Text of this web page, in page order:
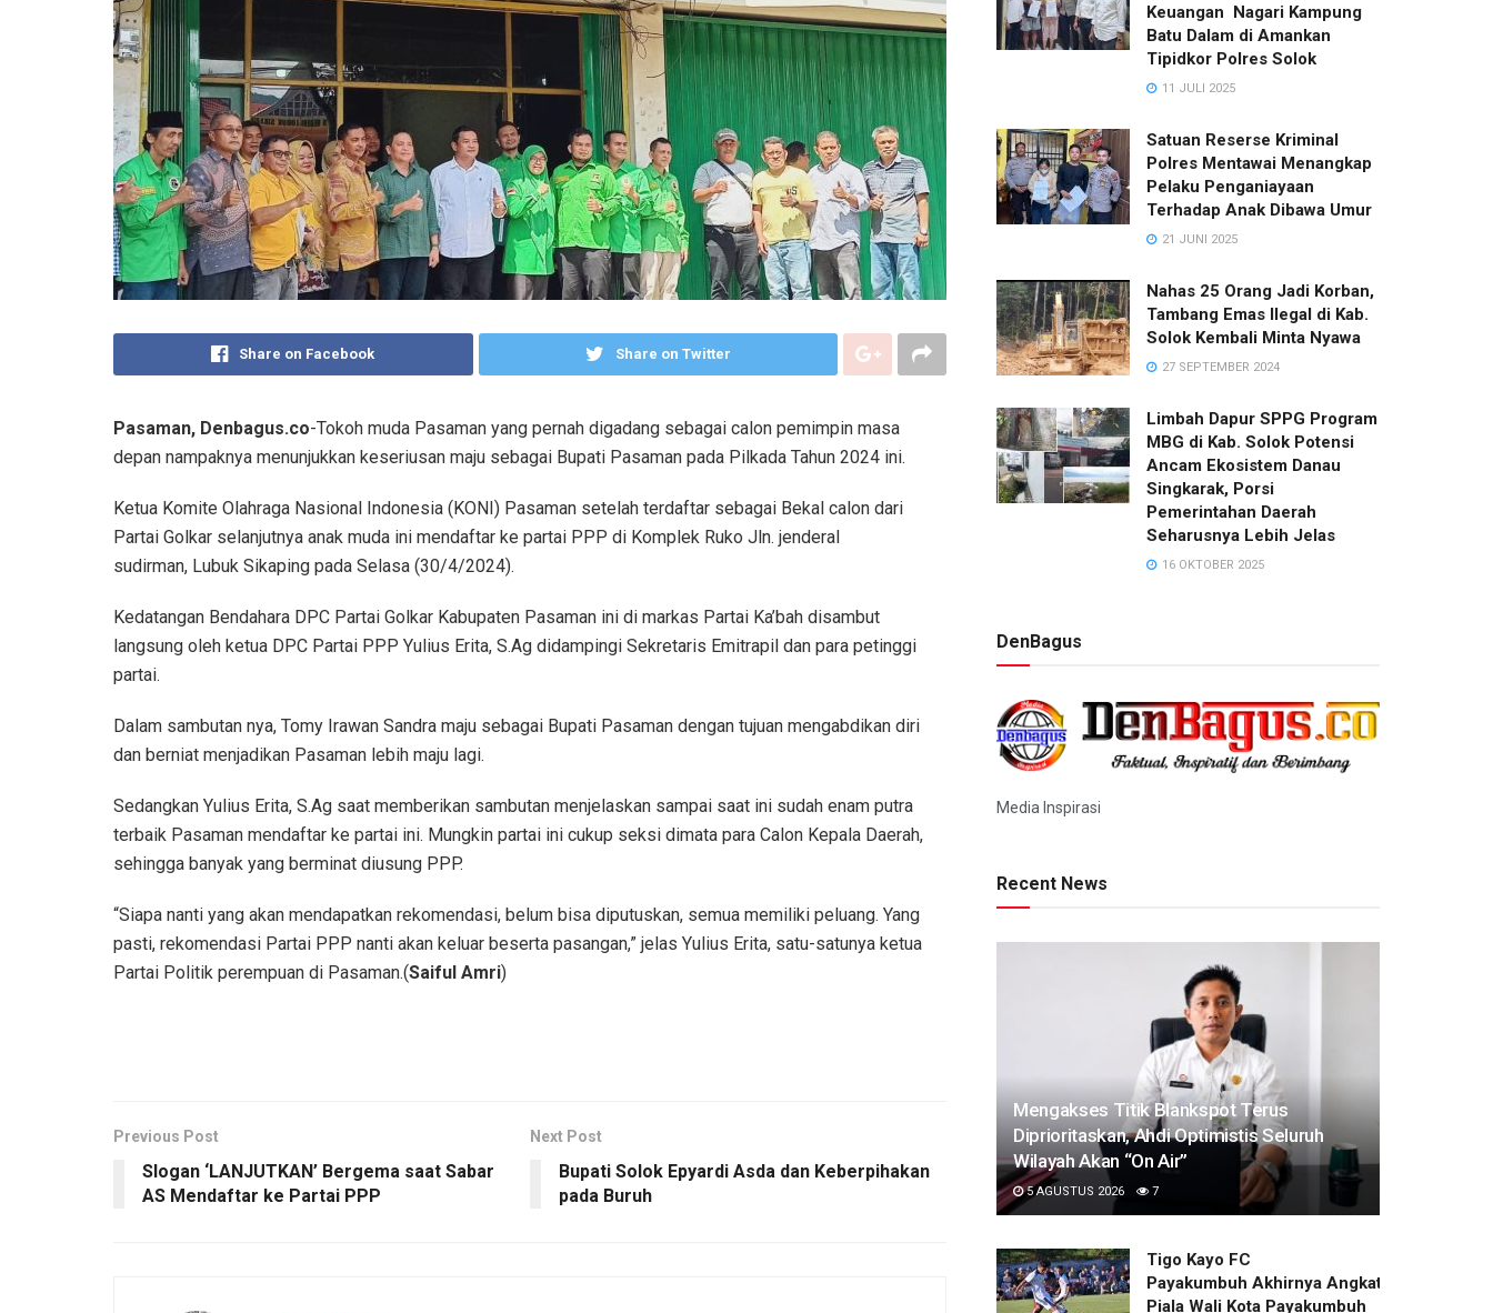
Share on Facebook Share on Twitter
Pasaman, Denbagus.co-Tokoh muda Pasaman yang pernah digadang sebagai calon pemimpin masa
depan nampaknya menunjukkan keseriusan maju sebagai Bupati Pasaman pada Pilkada Tahun 2024 ini.
Ketua Komite Olahraga Nasional Indonesia (KONI) Pasaman setelah terdaftar sebagai Bekal calon dari
Partai Golkar selanjutnya anak muda ini mendaftar ke partai PPP di Komplek Ruko Jln. jenderal
sudirman, Lubuk Sikaping pada Selasa (30/4/2024).
Kedatangan Bendahara DPC Partai Golkar Kabupaten Pasaman ini di markas Partai Ka’bah disambut
langsung oleh ketua DPC Partai PPP Yulius Erita, S.Ag didampingi Sekretaris Emitrapil dan para petinggi
partai.
Dalam sambutan nya, Tomy Irawan Sandra maju sebagai Bupati Pasaman dengan tujuan mengabdikan diri
dan berniat menjadikan Pasaman lebih maju lagi.
Sedangkan Yulius Erita, S.Ag saat memberikan sambutan menjelaskan sampai saat ini sudah enam putra
terbaik Pasaman mendaftar ke partai ini. Mungkin partai ini cukup seksi dimata para Calon Kepala Daerah,
sehingga banyak yang berminat diusung PPP.
“Siapa nanti yang akan mendapatkan rekomendasi, belum bisa diputuskan, semua memiliki peluang. Yang
pasti, rekomendasi Partai PPP nanti akan keluar beserta pasangan,” jelas Yulius Erita, satu-satunya ketua
Partai Politik perempuan di Pasaman.(Saiful Amri)
Previous Post
Slogan ‘LANJUTKAN’ Bergema saat Sabar
AS Mendaftar ke Partai PPP
Next Post
Bupati Solok Epyardi Asda dan Keberpihakan
pada Buruh
Keuangan Nagari Kampung
Batu Dalam di Amankan
Tipidkor Polres Solok
11 JULI 2025
Satuan Reserse Kriminal
Polres Mentawai Menangkap
Pelaku Penganiayaan
Terhadap Anak Dibawa Umur
21 JUNI 2025
Nahas 25 Orang Jadi Korban,
Tambang Emas Ilegal di Kab.
Solok Kembali Minta Nyawa
27 SEPTEMBER 2024
Limbah Dapur SPPG Program
MBG di Kab. Solok Potensi
Ancam Ekosistem Danau
Singkarak, Porsi
Pemerintahan Daerah
Seharusnya Lebih Jelas
16 OKTOBER 2025
DenBagus
Media Inspirasi
Recent News
Mengakses Titik Blankspot Terus
Diprioritaskan, Ahdi Optimistis Seluruh
Wilayah Akan “On Air”
5 AGUSTUS 2026 7
Tigo Kayo FC
Payakumbuh Akhirnya Angkat Trofi
Piala Wali Kota Payakumbuh